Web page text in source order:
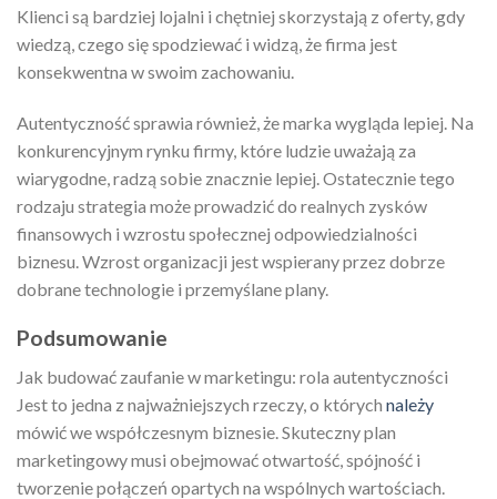
Klienci są bardziej lojalni i chętniej skorzystają z oferty, gdy
wiedzą, czego się spodziewać i widzą, że firma jest
konsekwentna w swoim zachowaniu.
Autentyczność sprawia również, że marka wygląda lepiej. Na
konkurencyjnym rynku firmy, które ludzie uważają za
wiarygodne, radzą sobie znacznie lepiej. Ostatecznie tego
rodzaju strategia może prowadzić do realnych zysków
finansowych i wzrostu społecznej odpowiedzialności
biznesu. Wzrost organizacji jest wspierany przez dobrze
dobrane technologie i przemyślane plany.
Podsumowanie
Jak budować zaufanie w marketingu: rola autentyczności
Jest to jedna z najważniejszych rzeczy, o których należy
mówić we współczesnym biznesie. Skuteczny plan
marketingowy musi obejmować otwartość, spójność i
tworzenie połączeń opartych na wspólnych wartościach.